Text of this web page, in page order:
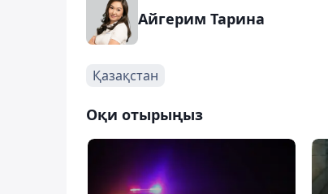
Айгерим Тарина
Қазақстан
Оқи отырыңыз